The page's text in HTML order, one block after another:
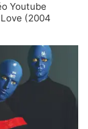
Youtube
(2004